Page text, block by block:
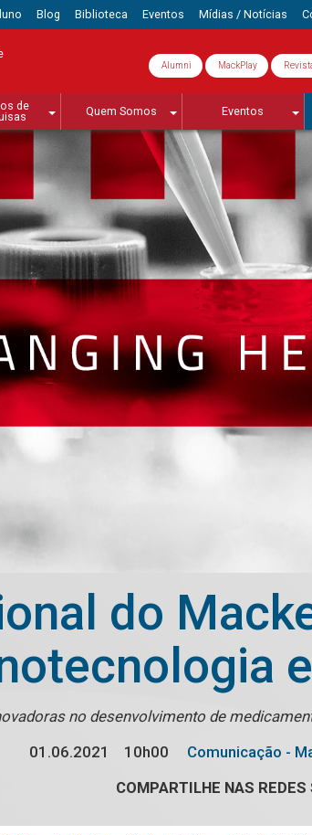
Blog Biblioteca Eventos Mídias / Notícias
Alumni MackPlay
de
Quem Somos Eventos
do
no desenvolvimento de
01.06.2021
10h00
Comunicação -
COMPARTILHE NAS REDES